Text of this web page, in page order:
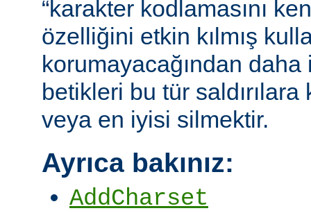
“karakter kodlamasını
özelliğini etkin kılmış
korumayacağından
betikleri bu tür saldırılara
veya en iyisi silmektir.
Ayrıca bakınız:
AddCharset